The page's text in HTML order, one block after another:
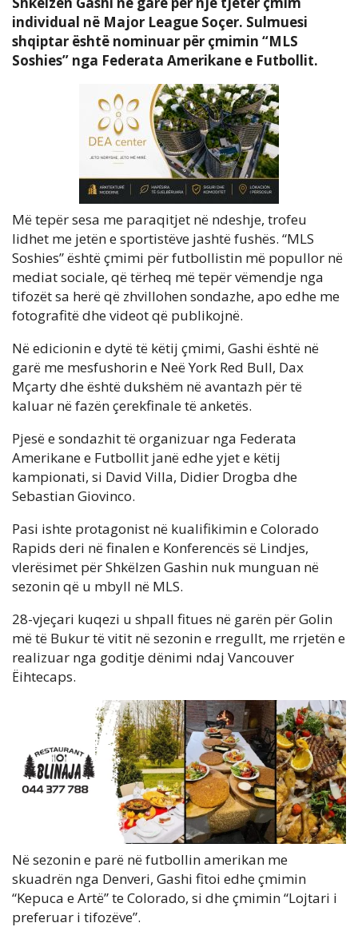
individual në Major League Soçer. Sulmuesi
shqiptar është nominuar për çmimin “MLS
Soshies” nga Federata Amerikane e Futbollit.
Më tepër sesa me paraqitjet në ndeshje, trofeu
lidhet me jetën e sportistëve jashtë fushës. “MLS
Soshies” është çmimi për futbollistin më popullor në
mediat sociale, që tërheq më tepër vëmendje nga
tifozët sa herë që zhvillohen sondazhe, apo edhe me
fotografitë dhe videot që publikojnë.
Në edicionin e dytë të këtij çmimi, Gashi është në
garë me mesfushorin e Neë York Red Bull, Dax
Mçarty dhe është dukshëm në avantazh për të
kaluar në fazën çerekfinale të anketës.
Pjesë e sondazhit të organizuar nga Federata
Amerikane e Futbollit janë edhe yjet e këtij
kampionati, si David Villa, Didier Drogba dhe
Sebastian Giovinco.
Pasi ishte protagonist në kualifikimin e Colorado
Rapids deri në finalen e Konferencës së Lindjes,
vlerësimet për Shkëlzen Gashin nuk munguan në
sezonin që u mbyll në MLS.
28-vjeçari kuqezi u shpall fitues në garën për Golin
më të Bukur të vitit në sezonin e rregullt, me rrjetën e
realizuar nga goditje dënimi ndaj Vancouver
Ëihtecaps.
Në sezonin e parë në futbollin amerikan me
skuadrën nga Denveri, Gashi fitoi edhe çmimin
“Kepuca e Artë” te Colorado, si dhe çmimin “Lojtari i
preferuar i tifozëve”.